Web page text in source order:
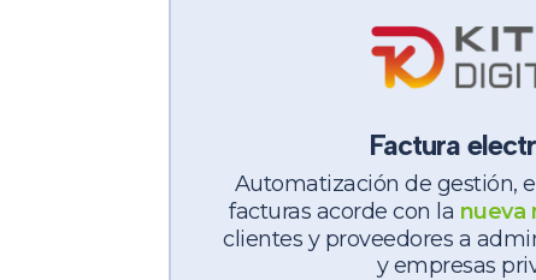
Factura
Automatización de gestión,
facturas acorde con la nueva
clientes y proveedores a
y empresas